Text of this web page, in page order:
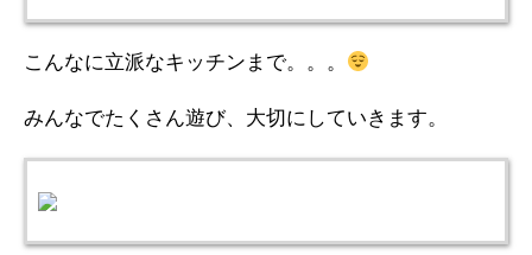
こんなに立派なキッチンまで。。。
みんなでたくさん遊び、大切にしていきます。